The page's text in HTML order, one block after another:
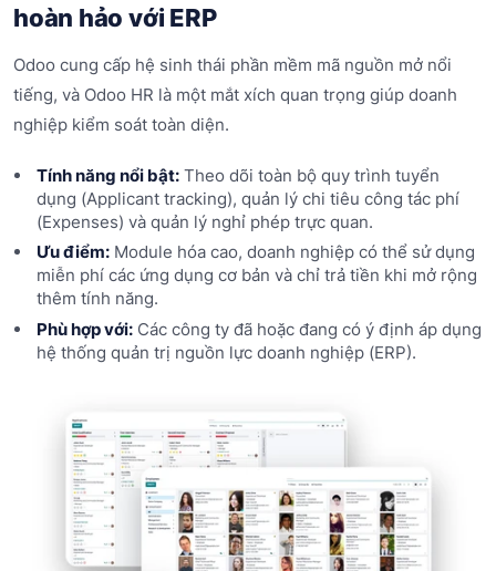
hoàn hảo với ERP
Odoo cung cấp hệ sinh thái phần mềm mã nguồn mở nổi
tiếng, và Odoo HR là một mắt xích quan trọng giúp doanh
nghiệp kiểm soát toàn diện.
Tính năng nổi bật:Theo dõi toàn bộ quy trình tuyển
dụng (Applicant tracking), quản lý chi tiêu công tác phí
(Expenses) và quản lý nghỉ phép trực quan.
Ưu điểm:Module hóa cao, doanh nghiệp có thể sử dụng
miễn phí các ứng dụng cơ bản và chỉ trả tiền khi mở rộng
thêm tính năng.
Phù hợp với:Các công ty đã hoặc đang có ý định áp dụng
hệ thống quản trị nguồn lực doanh nghiệp (ERP).